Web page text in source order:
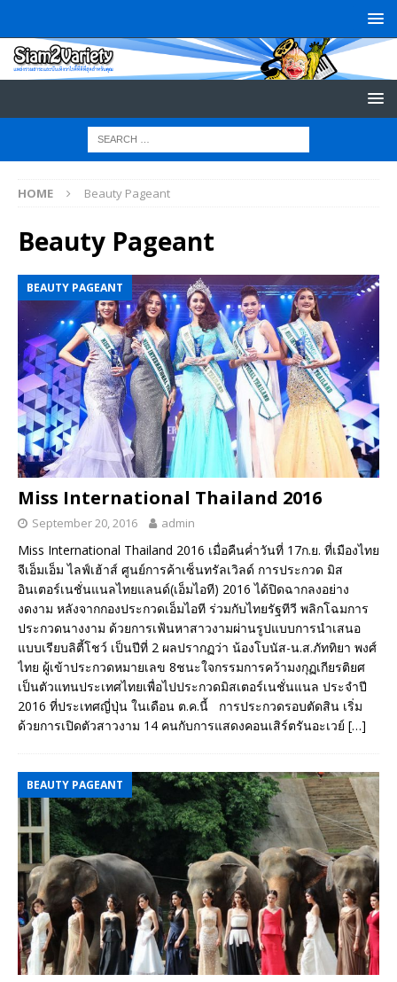
HOME Beauty Pageant
Beauty Pageant
BEAUTY PAGEANT
Miss International Thailand 2016
September 20, 2016 admin
Miss International Thailand 2016 เมื่อคืนค่ำวันที่ 17ก.ย. ที่เมืองไทย
จีเอ็มเอ็ม ไลฟ์เฮ้าส์ ศูนย์การค้าเซ็นทรัลเวิลด์ การประกวด มิส
อินเตอร์เนชั่นแนลไทยแลนด์(เอ็มไอที) 2016 ได้ปิดฉากลงอย่าง
งดงาม หลังจากกองประกวดเอ็มไอที ร่วมกับไทยรัฐทีวี พลิกโฉมการ
ประกวดนางงาม ด้วยการเฟ้นหาสาวงามผ่านรูปแบบการนำเสนอ
แบบเรียบลิตี้โชว์ เป็นปีที่ 2 ผลปรากฏว่า น้องโบนัส-น.ส.ภัททิยา พงศ์
ไทย ผู้เข้าประกวดหมายเลข 8ชนะใจกรรมการคว้ามงกุฏเกียรติยศ
เป็นตัวแทนประเทศไทยเพื่อไปประกวดมิสเตอร์เนชั่นแนล ประจำปี
2016 ที่ประเทศญี่ปุ่น ในเดือน ต.ค.นี้ การประกวดรอบตัดสิน เริ่ม
ด้วยการเปิดตัวสาวงาม 14 คนกับการแสดงคอนเสิร์ตรันอะเวย์ […]
BEAUTY PAGEANT